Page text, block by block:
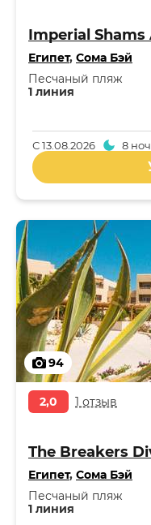
Imperial Shams
Египет, Сома Бэй
1 линия
Песчаный пляж
С13.08.2026 8
94
2,0 1 отзыв
The Breakers
Египет, Сома Бэй
1 линия
Песчаный пляж